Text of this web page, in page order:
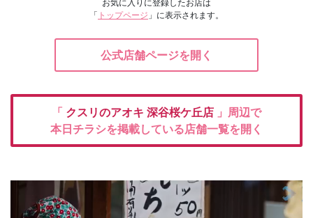
お気に入りに登録したお店は
「 トップページ 」に表示されます。
公式店舗ページを開く
「 クスリのアオキ 深谷桜ケ丘店 」周辺で
本日チラシを掲載している店舗一覧を開く